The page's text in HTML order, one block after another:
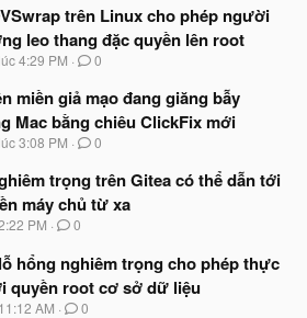
trên Linux cho phép người
leo thang đặc quyền lên root
4:29 PM 0
miền giả mạo đang giăng bẫy
Mac bằng chiêu ClickFix mới
3:08 PM 0
trọng trên Gitea có thể dẫn tới
máy chủ từ xa
PM 0
hổng nghiêm trọng cho phép thực
quyền root cơ sở dữ liệu
AM 0